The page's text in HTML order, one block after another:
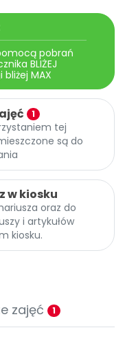
pobrań
BLIŻEJ
bliżej MAX
1
tej
są do
w kiosku
oraz do
i artykułów
kiosku.
zajęć 1